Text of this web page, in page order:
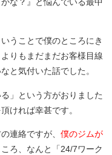
うことで僕のところにき
りもまだまだお客様目線
と気付いた話でした。
」という方がおりました
ければ幸甚です。
連絡ですが、僕のジムが
ろ、なんと「24/7ワーク